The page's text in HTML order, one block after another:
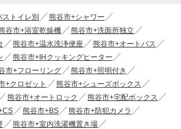
ストイレ別
熊谷市+シャワー
谷市+浴室乾燥機
熊谷市+洗面所独立
熊谷市+温水洗浄便座
熊谷市+オートバス
熊谷市+IHクッキングヒーター
市+フローリング
熊谷市+照明付き
+クロゼット
熊谷市+シューズボックス
熊谷市+オートロック
熊谷市+宅配ボックス
熊谷市+BS
熊谷市+防犯カメラ
熊谷市+室内洗濯機置き場